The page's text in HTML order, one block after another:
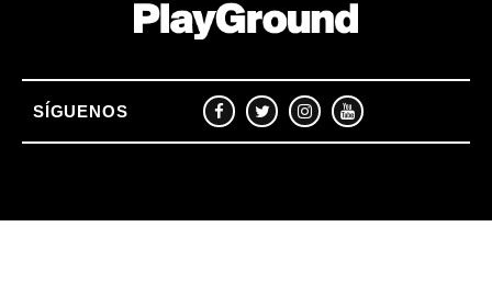
SÍGUENOS